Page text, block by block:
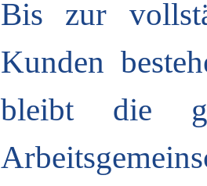
Bis zur
Kunden
bleibt die